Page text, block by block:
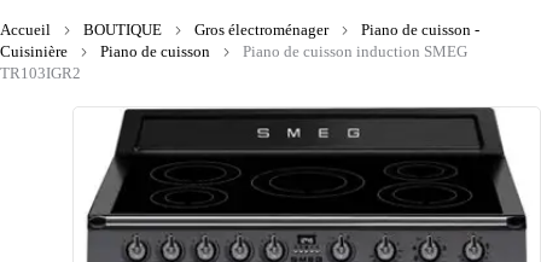
Accueil BOUTIQUE Gros électroménager
Piano de cuisson -
Cuisinière
Piano de cuisson
Piano de cuisson induction SMEG
TR103IGR2